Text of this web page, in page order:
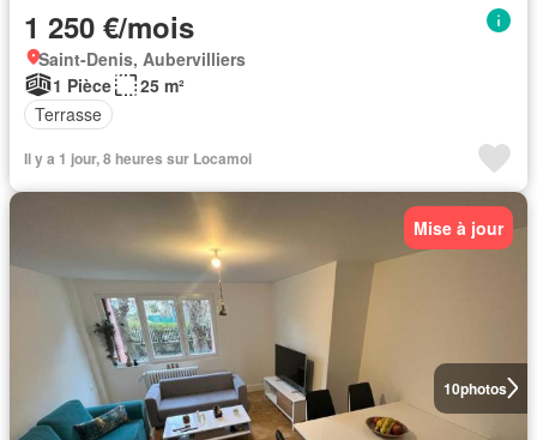
1 250 €/mois
Saint-Denis, Aubervilliers
1 Pièce
25 m²
Terrasse
Il y a 1 jour, 8 heures sur Locamoi
10photos
Mise à jour